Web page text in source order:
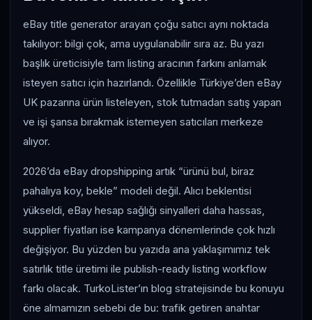
eBay title generator arayan çoğu satıcı aynı noktada
takılıyor: bilgi çok, ama uygulanabilir sıra az. Bu yazı
başlık üreticisiyle tam listing aracının farkını anlamak
isteyen satıcı için hazırlandı. Özellikle Türkiye’den eBay
UK pazarına ürün listeleyen, stok tutmadan satış yapan
ve işi şansa bırakmak istemeyen satıcıları merkeze
alıyor.
2026’da eBay dropshipping artık “ürünü bul, biraz
pahalıya koy, bekle” modeli değil. Alıcı beklentisi
yükseldi, eBay hesap sağlığı sinyalleri daha hassas,
supplier fiyatları ise kampanya dönemlerinde çok hızlı
değişiyor. Bu yüzden bu yazıda ana yaklaşımımız tek
satırlık title üretimi ile publish-ready listing workflow
farkı olacak. TurkoLister’ın blog stratejisinde bu konuyu
öne almamızın sebebi de bu: trafik getiren anahtar